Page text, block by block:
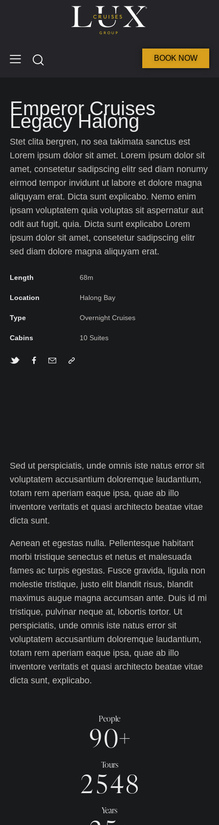
BOOK NOW
Emperor Cruises
Legacy Halong
Stet clita bergren, no sea takimata sanctus est
Lorem ipsum dolor sit amet. Lorem ipsum dolor sit
amet, consetetur sadipscing elitr sed diam nonumy
eirmod tempor invidunt ut labore et dolore magna
aliquyam erat. Dicta sunt explicabo. Nemo enim
ipsam voluptatem quia voluptas sit aspernatur aut
odit aut fugit, quia. Dicta sunt explicabo Lorem
ipsum dolor sit amet, consetetur sadipscing elitr
sed diam dolore magna aliquyam erat.
Length 68m
Location Halong Bay
Type Overnight Cruises
Cabins 10 Suites
Sed ut perspiciatis, unde omnis iste natus error sit
voluptatem accusantium doloremque laudantium,
totam rem aperiam eaque ipsa, quae ab illo
inventore veritatis et quasi architecto beatae vitae
dicta sunt.
Aenean et egestas nulla. Pellentesque habitant
morbi tristique senectus et netus et malesuada
fames ac turpis egestas. Fusce gravida, ligula non
molestie tristique, justo elit blandit risus, blandit
maximus augue magna accumsan ante. Duis id mi
tristique, pulvinar neque at, lobortis tortor. Ut
perspiciatis, unde omnis iste natus error sit
voluptatem accusantium doloremque laudantium,
totam rem aperiam eaque ipsa, quae ab illo
inventore veritatis et quasi architecto beatae vitae
dicta sunt, explicabo.
People
90+
Tours
2548
Years